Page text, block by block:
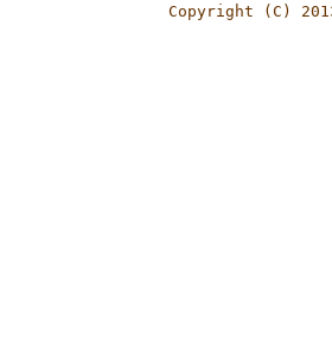
Copyright (C) 2013